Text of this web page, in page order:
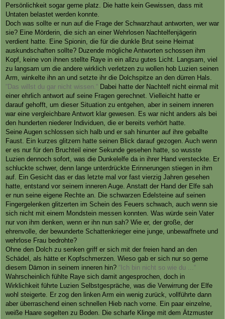
Persönlichkeit sogar gerne platz. Die hatte kein Gewissen, dass mit
Untaten belastet werden konnte.
Doch was sollte er nun auf die Frage der Schwarzhaut antworten, wer war
sie? Eine Mörderin, die sich an einer Wehrlosen Nachtelfenjägerin
verdient hatte. Eine Spionin, die für die dunkle Brut seine Heimat
auskundschaften sollte? Duzende mögliche Antworten schossen ihm
Kopf, keine von ihnen stellte Raye in ein allzu gutes Licht. Langsam, viel
zu langsam um die andere wirklich verletzen zu wollen hob Luzien seinen
Arm, winkelte ihn an und setzte ihr die Dolchspitze an den dürren Hals.
“Das willst du gar nicht wissen.“ Dabei hatte der Nachtelf nicht einmal mit
einer ehrlich antwort auf seine Fragen gerechnet. Vielleicht hatte er
darauf gehofft, um dieser Situation zu entgehen, aber in seinem inneren
war eine vergleichbare Antwort klar gewesen. Es war nicht anders als bei
den hunderten niederer Individuen, die er bereits verhört hatte.
Seine Augen schlossen sich halb und er sah hinunter auf ihre geballte
Faust. Ein kurzes glitzern hatte seinen Blick darauf gezogen. Auch wenn
er es nur für den Bruchteil einer Sekunde gesehen hatte, so wusste
Luzien dennoch sofort, was die Dunkelelfe da in ihrer Hand versteckte. Er
schluckte schwer, denn lange unterdrückte Erinnerungen stiegen in ihm
auf. Ein Gesicht das er das letzte mal vor fast vierzig Jahren gesehen
hatte, entstand vor seinem inneren Auge. Anstatt der Hand der Elfe sah
er nun seine eigene Rechte an. Die schwarzen Edelsteine auf seinen
Fingergelenken glitzerten im Schein des Feuers schwach, auch wenn sie
sich nicht mit einem Mondstein messen konnten. Was würde sein Vater
nur von ihm denken, wenn er ihn nun sah? Wie er, der große, der
ehrenvolle, der bewunderte Schattenkrieger eine junge, unbewaffnete und
wehrlose Frau bedrohte?
Ohne den Dolch zu senken griff er sich mit der freien hand an den
Schädel, als hätte er Kopfschmerzen. Wieso gab er sich nur so gerne
diesem Dämon in seinem inneren hin? “Ich bin nicht so wie du ...“
Wahrscheinlich fühlte Raye sich damit angesprochen, doch in
Wirklichkeit führte Luzien Selbstgespräche, was die Verwirrung der Elfe
wohl steigerte. Er zog den linken Arm ein wenig zurück, vollführte dann
aber überraschend einen schnellen Hieb nach vorne. Ein paar einzelne,
weiße Haare segelten zu Boden. Die scharfe Klinge mit dem Ätzmuster